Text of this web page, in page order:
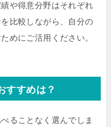
や得意分野はそれぞれ
比較しながら、自分の
めにご活用ください。
すすめは？
ることなく選んでしま